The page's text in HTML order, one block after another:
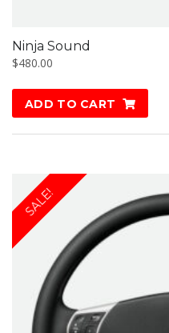
Ninja Sound
$480.00
ADD TO CART
SALE!